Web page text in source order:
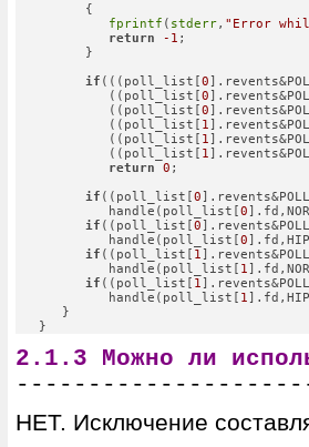
         {
fprintf ( stderr, "Error
return
-1 ;
         }
if (((poll_list[0
            ((poll_list[
0
            ((poll_list[
0
            ((poll_list[
1
            ((poll_list[
1
            ((poll_list[
1
return
0 ;
if ((poll_list[0
            handle(poll_list[
0
if ((poll_list[0
            handle(poll_list[
0
if ((poll_list[ 1
            handle(poll_list[
1
if ((poll_list[ 1
            handle(poll_list[
1
      }
   }
2.1.3 Можно ли
НЕТ. Исключение